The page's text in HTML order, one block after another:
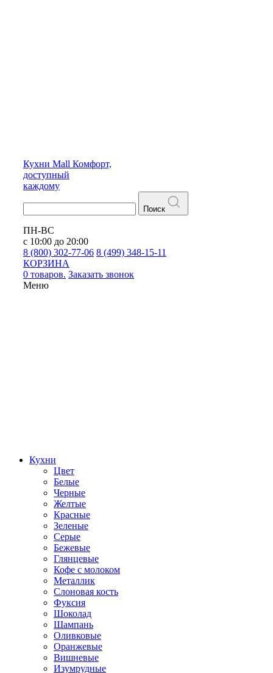
Кухни Mall Комфорт,
доступный
каждому
Поиск
ПН-ВС
с 10:00 до 20:00
8 (800) 302-77-06 8 (499) 348-15-11
КОРЗИНА
0 товаров. Заказать звонок
Меню
Кухни
Цвет
Белые
Черные
Желтые
Красные
Зеленые
Серые
Бежевые
Глянцевые
Кофе с молоком
Металлик
Слоновая кость
Фуксия
Шоколад
Шампань
Оливковые
Оранжевые
Вишневые
Изумрудные